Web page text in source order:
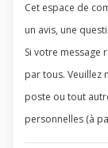
Cet espace de
un avis, une
Si votre message
par tous. Veuillez
poste ou tout
personnelles (à